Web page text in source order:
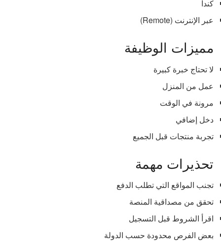
كندا
عبر الإنترنت (Remote)
مميزات الوظيفة
لا تحتاج خبرة كبيرة
عمل من المنزل
مرونة في الوقت
دخل إضافي
تجربة منتجات قبل الجميع
تحذيرات مهمة
تجنب المواقع التي تطلب الدفع
تحقق من مصداقية المنصة
اقرأ الشروط قبل التسجيل
بعض الفرص محدودة حسب الدولة